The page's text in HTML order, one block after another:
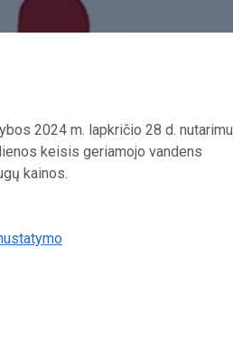
2024 m. lapkričio 28 d. nutarimu
keisis geriamojo vandens
kainos.